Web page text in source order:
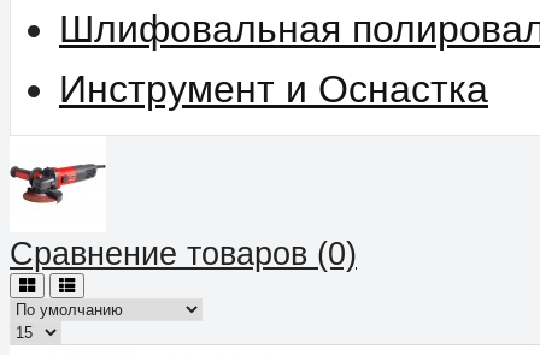
Шлифовальная
Инструмент и Оснастка
Сравнение товаров (0)